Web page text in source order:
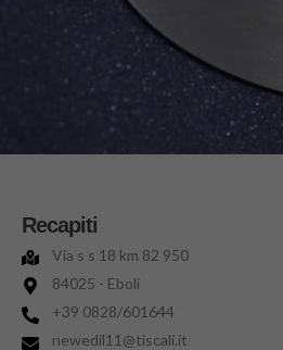
Recapiti
Via s s 18 km 82 950
84025 - Eboli
+39 0828/601644
newedil11@tiscali.it